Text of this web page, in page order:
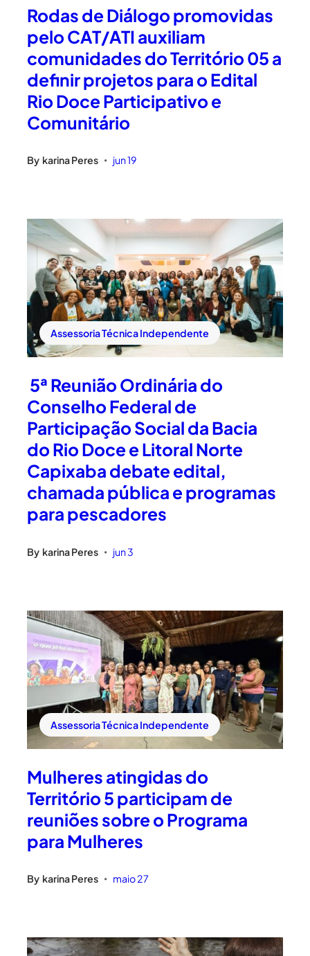
Rodas de Diálogo promovidas
pelo CAT/ATI auxiliam
comunidades do Território 05 a
definir projetos para o Edital
Rio Doce Participativo e
Comunitário
By karina Peres • jun 19
Assessoria Técnica Independente
5ª Reunião Ordinária do
Conselho Federal de
Participação Social da Bacia
do Rio Doce e Litoral Norte
Capixaba debate edital,
chamada pública e programas
para pescadores
By karina Peres • jun 3
Assessoria Técnica Independente
Mulheres atingidas do
Território 5 participam de
reuniões sobre o Programa
para Mulheres
By karina Peres • maio 27